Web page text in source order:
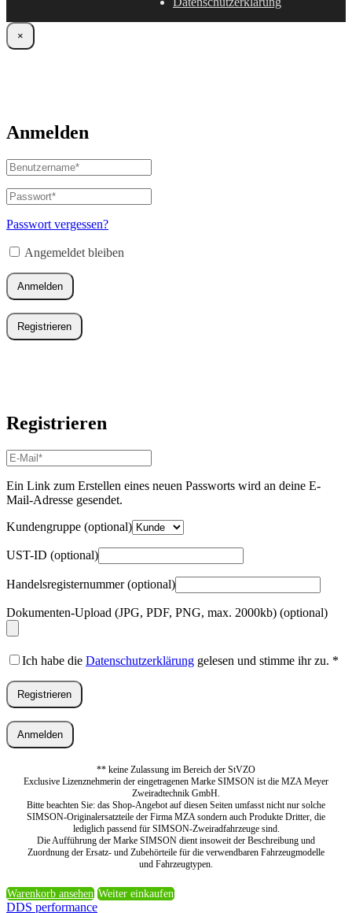
×
Anmelden
Benutzername
oder
E-
Mail-
Adresse*
Passwort*
Erforderlich
Passwort vergessen?
Angemeldet bleiben
Anmelden
Registrieren
Registrieren
E-
Mail-
Adresse*
Erforderlich
Ein Link zum Erstellen eines neuen Passworts wird an deine E-
Mail-Adresse gesendet.
Kundengruppe (optional)
UST-ID (optional)
Handelsregisternummer(optional)
Dokumenten-Upload (JPG, PDF, PNG, max. 2000kb) (optional)
Ich habe die Datenschutzerklärung gelesen und stimme ihr zu. *
Registrieren
Anmelden
** keine Zulassung im Bereich der StVZO
Exclusive Lizenznehmerin der eingetragenen Marke SIMSON ist die MZA Meyer
Zweiradtechnik GmbH.
Bitte beachten Sie: das Shop-Angebot auf diesen Seiten umfasst nicht nur solche
SIMSON-Originalersatzteile der Firma MZA sondern auch Produkte Dritter, die
lediglich passend für SIMSON-Zweiradfahrzeuge sind.
Die Aufführung der Marke SIMSON dient insoweit der Beschreibung und
Zuordnung der Ersatz- und Zubehörteile für die verwendbaren Fahrzeugmodelle
und Fahrzeugtypen.
Warenkorb ansehen Weiter einkaufen
DDS performance